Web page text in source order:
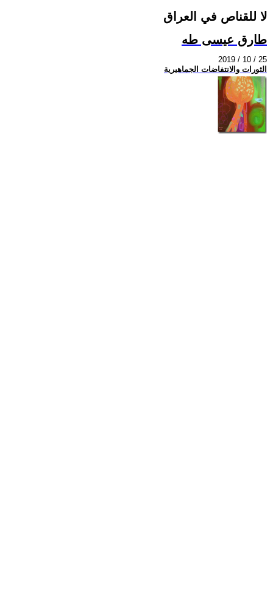
لا للقناص في العراق
طارق عيسى طه
2019 / 10 / 25
الثورات والانتفاضات الجماهيرية